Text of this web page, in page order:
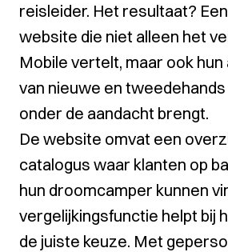
reisleider. Het resultaat?
website die niet alleen het
Mobile vertelt, maar ook
van nieuwe en
onder de aandacht brengt.
De website omvat een
catalogus waar klanten op
hun droomcamper kunnen
vergelijkingsfunctie helpt bij
de juiste keuze. Met